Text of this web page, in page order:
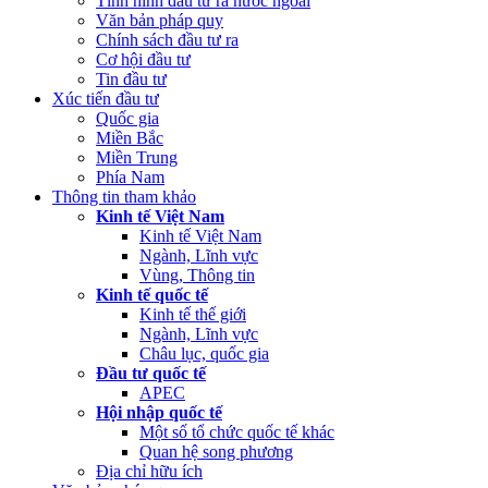
Văn bản pháp quy
Chính sách đầu tư ra
Cơ hội đầu tư
Tin đầu tư
Xúc tiến đầu tư
Quốc gia
Miền Bắc
Miền Trung
Phía Nam
Thông tin tham khảo
Kinh tế Việt Nam
Kinh tế Việt Nam
Ngành, Lĩnh vực
Vùng, Thông tin
Kinh tế quốc tế
Kinh tế thế giới
Ngành, Lĩnh vực
Châu lục, quốc gia
Đầu tư quốc tế
APEC
Hội nhập quốc tế
Một số tổ chức quốc tế khác
Quan hệ song phương
Địa chỉ hữu ích